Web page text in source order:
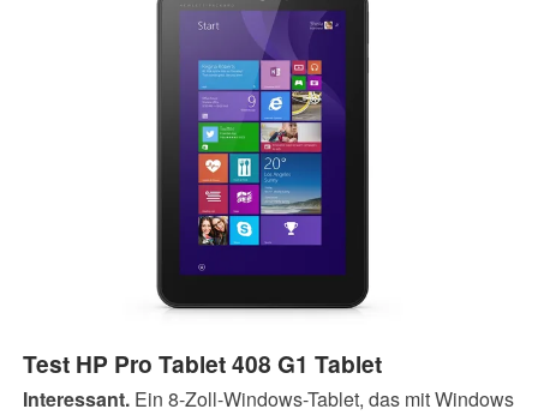
Test HP Pro Tablet 408 G1 Tablet
Interessant.Ein 8-Zoll-Windows-Tablet, das mit Windows